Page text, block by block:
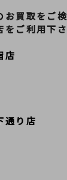
お買取をご
ご利用下
店
通り店